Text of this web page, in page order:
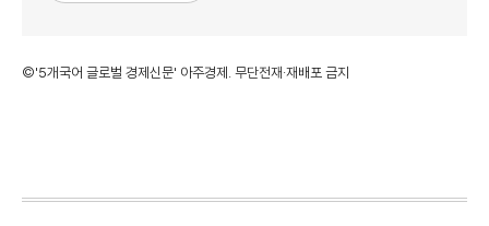
©'5개국어 글로벌 경제신문' 아주경제. 무단전재·재배포 금지